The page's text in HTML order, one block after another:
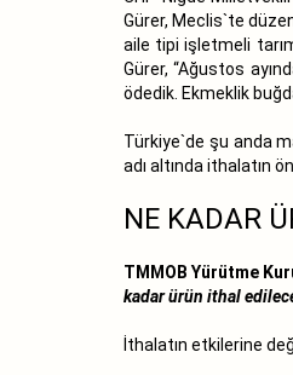
Gürer, Meclis`te
aile tipi işletmeli
Gürer, “Ağustos
ödedik. Ekmeklik
Türkiye`de şu anda
adı altında ithalatın
NE KADAR
TMMOB Yürütme
kadar ürün ithal
İthalatın etkilerine